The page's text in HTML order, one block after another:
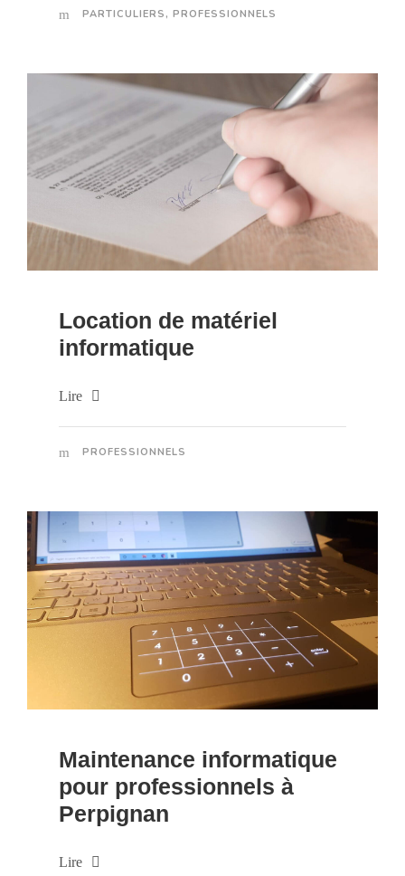
PARTICULIERS , PROFESSIONNELS
Location de matériel
informatique
Lire
PROFESSIONNELS
Maintenance informatique
pour professionnels à
Perpignan
Lire